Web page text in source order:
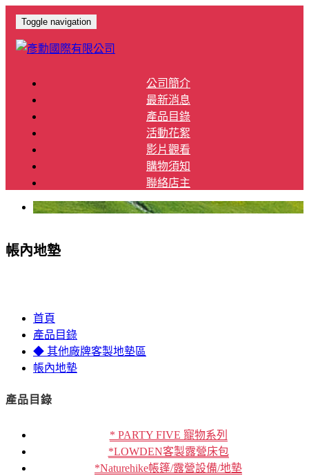
Toggle navigation
公司簡介
最新消息
產品目錄
活動花絮
影片觀看
購物須知
聯絡店主
帳內地墊
首頁
產品目錄
◆ 其他廠牌客製地墊區
帳內地墊
產品目錄
* PARTY FIVE 寵物系列
*LOWDEN客製露營床包
*Naturehike帳篷/露營設備/地墊